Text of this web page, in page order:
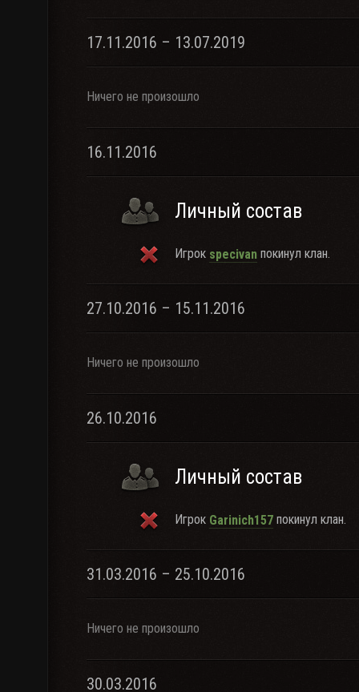
17.11.2016 – 13.07.2019
Ничего не произошло
16.11.2016
Личный состав
Игрок specivan покинул клан.
27.10.2016 – 15.11.2016
Ничего не произошло
26.10.2016
Личный состав
Игрок Garinich157 покинул клан.
31.03.2016 – 25.10.2016
Ничего не произошло
30.03.2016